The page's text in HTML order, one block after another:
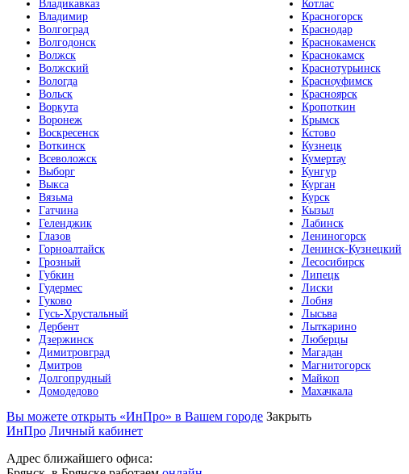
Владикавказ
Владимир
Волгоград
Волгодонск
Волжск
Волжский
Вологда
Вольск
Воркута
Воронеж
Воскресенск
Воткинск
Всеволожск
Выборг
Выкса
Вязьма
Гатчина
Геленджик
Глазов
Горноалтайск
Грозный
Губкин
Гудермес
Гуково
Гусь-Хрустальный
Дербент
Дзержинск
Димитровград
Дмитров
Долгопрудный
Домодедово
Котлас
Красногорск
Краснодар
Краснокаменск
Краснокамск
Краснотурьинск
Красноуфимск
Красноярск
Кропоткин
Крымск
Кстово
Кузнецк
Кумертау
Кунгур
Курган
Курск
Кызыл
Лабинск
Лениногорск
Ленинск-Кузнецкий
Лесосибирск
Липецк
Лиски
Лобня
Лысьва
Лыткарино
Люберцы
Магадан
Магнитогорск
Майкоп
Махачкала
Вы можете открыть «ИнПро» в Вашем городе Закрыть
ИнПро Личный кабинет
Адрес ближайшего офиса: